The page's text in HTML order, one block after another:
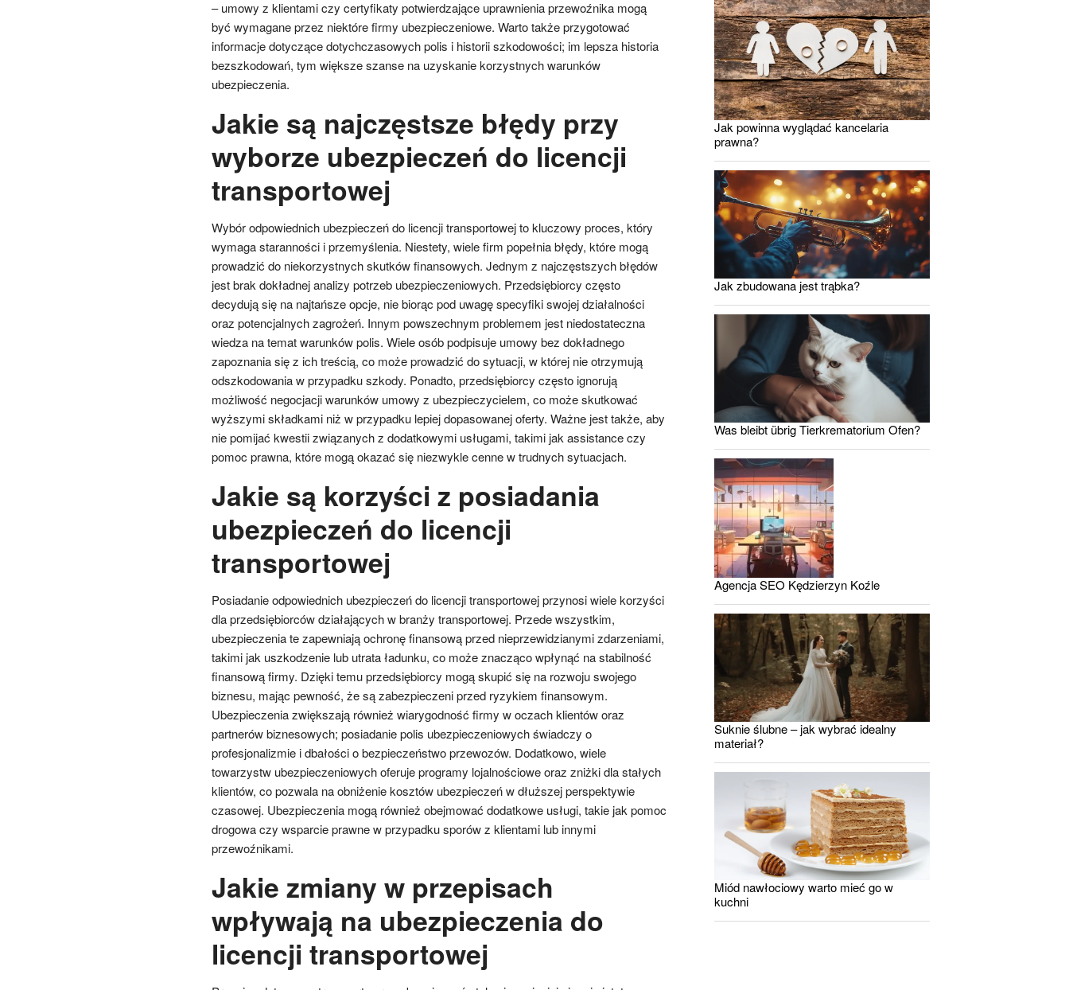
– umowy z klientami czy certyfikaty potwierdzające uprawnienia przewoźnika mogą
być wymagane przez niektóre firmy ubezpieczeniowe. Warto także przygotować
informacje dotyczące dotychczasowych polis i historii szkodowości; im lepsza historia
bezszkodowań, tym większe szanse na uzyskanie korzystnych warunków
ubezpieczenia.
Jakie są najczęstsze błędy przy
wyborze ubezpieczeń do licencji
transportowej
Wybór odpowiednich ubezpieczeń do licencji transportowej to kluczowy proces, który
wymaga staranności i przemyślenia. Niestety, wiele firm popełnia błędy, które mogą
prowadzić do niekorzystnych skutków finansowych. Jednym z najczęstszych błędów
jest brak dokładnej analizy potrzeb ubezpieczeniowych. Przedsiębiorcy często
decydują się na najtańsze opcje, nie biorąc pod uwagę specyfiki swojej działalności
oraz potencjalnych zagrożeń. Innym powszechnym problemem jest niedostateczna
wiedza na temat warunków polis. Wiele osób podpisuje umowy bez dokładnego
zapoznania się z ich treścią, co może prowadzić do sytuacji, w której nie otrzymują
odszkodowania w przypadku szkody. Ponadto, przedsiębiorcy często ignorują
możliwość negocjacji warunków umowy z ubezpieczycielem, co może skutkować
wyższymi składkami niż w przypadku lepiej dopasowanej oferty. Ważne jest także, aby
nie pomijać kwestii związanych z dodatkowymi usługami, takimi jak assistance czy
pomoc prawna, które mogą okazać się niezwykle cenne w trudnych sytuacjach.
Jakie są korzyści z posiadania
ubezpieczeń do licencji
transportowej
Posiadanie odpowiednich ubezpieczeń do licencji transportowej przynosi wiele korzyści
dla przedsiębiorców działających w branży transportowej. Przede wszystkim,
ubezpieczenia te zapewniają ochronę finansową przed nieprzewidzianymi zdarzeniami,
takimi jak uszkodzenie lub utrata ładunku, co może znacząco wpłynąć na stabilność
finansową firmy. Dzięki temu przedsiębiorcy mogą skupić się na rozwoju swojego
biznesu, mając pewność, że są zabezpieczeni przed ryzykiem finansowym.
Ubezpieczenia zwiększają również wiarygodność firmy w oczach klientów oraz
partnerów biznesowych; posiadanie polis ubezpieczeniowych świadczy o
profesjonalizmie i dbałości o bezpieczeństwo przewozów. Dodatkowo, wiele
towarzystw ubezpieczeniowych oferuje programy lojalnościowe oraz zniżki dla stałych
klientów, co pozwala na obniżenie kosztów ubezpieczeń w dłuższej perspektywie
czasowej. Ubezpieczenia mogą również obejmować dodatkowe usługi, takie jak pomoc
drogowa czy wsparcie prawne w przypadku sporów z klientami lub innymi
przewoźnikami.
Jakie zmiany w przepisach
wpływają na ubezpieczenia do
licencji transportowej
Jak powinna wyglądać kancelaria
prawna?
Jak zbudowana jest trąbka?
Was bleibt übrig Tierkrematorium Ofen?
Agencja SEO Kędzierzyn Koźle
Suknie ślubne – jak wybrać idealny
materiał?
Miód nawłociowy warto mieć go w
kuchni